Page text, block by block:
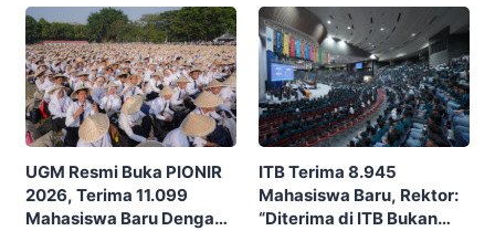
Nusantara
UGM Resmi Buka PIONIR
2026, Terima 11.099
Mahasiswa Baru Dengan
ITB Terima 8.945
Mahasiswa Baru, Rektor:
“Diterima di ITB Bukan